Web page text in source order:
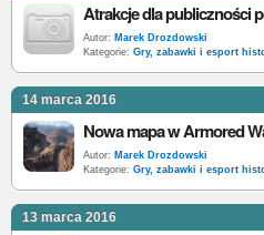
Atrakcje dla publiczności
Autor: Marek Drozdowski
Kategorie: Gry, zabawki i esport
14 marca 2016
Autor: Marek Drozdowski
Kategorie: Gry, zabawki i esport
13 marca 2016